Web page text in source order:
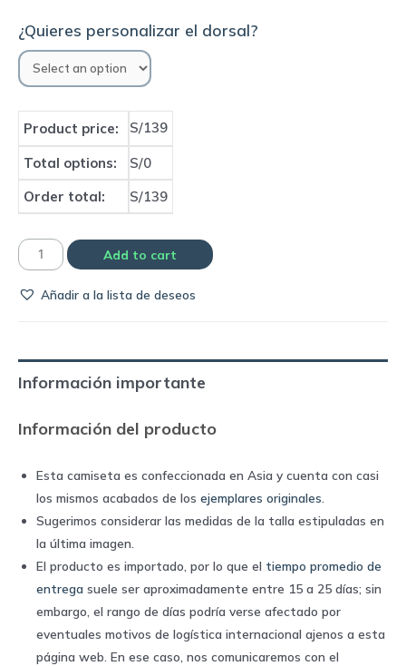
¿Quieres personalizar el dorsal?
Product price: S/139
Total options:
S/0
Order total:
S/139
Camiseta
de
home
|
quantity
Add to cart
Añadir a la lista de deseos
Información importante
Información del producto
Esta camiseta es confeccionada en Asia y cuenta con casi
los mismos acabados de los ejemplares originales.
Sugerimos considerar las medidas de la talla estipuladas en
la última imagen.
El producto es importado, por lo que el tiempo promedio de
entrega suele ser aproximadamente entre 15 a 25 días; sin
embargo, el rango de días podría verse afectado por
eventuales motivos de logística internacional ajenos a esta
página web. En ese caso, nos comunicaremos con el